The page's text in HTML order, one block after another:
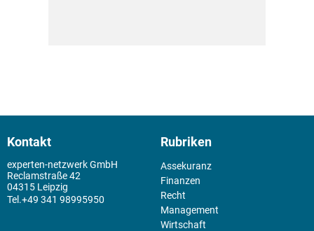
Kontakt
experten-netzwerk GmbH
Reclamstraße 42
04315 Leipzig
+49 341 98995950
Rubriken
Assekuranz
Finanzen
Recht
Management
Wirtschaft